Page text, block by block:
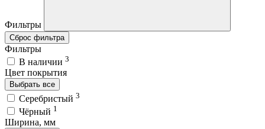
Фильтры
Сброс фильтра
Фильтры
В наличии 3
Цвет покрытия
Выбрать все
Серебристый 3
Чёрный 1
Ширина, мм